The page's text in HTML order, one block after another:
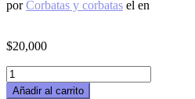
porCorbatas y corbatas el en
$20,000
REF:
PN001
Añadir al carrito